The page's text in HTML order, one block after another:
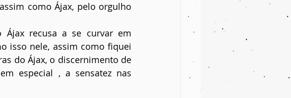
como Ájax, pelo orgulho
recusa a se curvar em
isso nele, assim como fiquei
do Ájax, o discernimento de
especial , a sensatez nas